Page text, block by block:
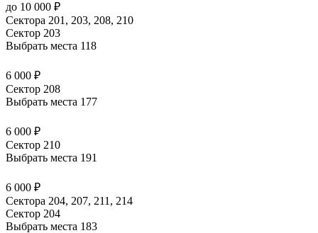
до 10 000 ₽
Сектора 201, 203, 208, 210
Сектор 203
Выбрать места 118
6 000 ₽
Сектор 208
Выбрать места 177
6 000 ₽
Сектор 210
Выбрать места 191
6 000 ₽
Сектора 204, 207, 211, 214
Сектор 204
Выбрать места 183